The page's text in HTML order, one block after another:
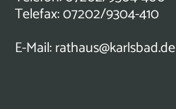
Telefax: 07202/9304-410
E-Mail:rathaus@karlsbad.de